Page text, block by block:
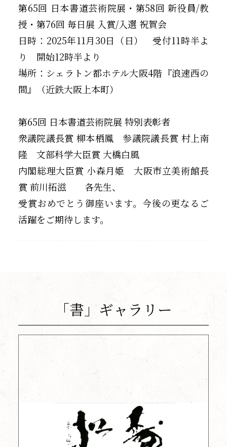
第65回 日本書道芸術院展・第58回 新役員/教
授・第76回 毎日展 入賞/入選 祝賀会
日時：2025年11月30日（日） 受付11時半よ
り 開始12時半より
場所：シェラトン都ホテル大阪4階『浪速西の
間』（近鉄大阪上本町）
第65回 日本書道芸術院展 特別表彰者
衆議院議長賞 柳本栖鳳 参議院議長賞 村上南
隆 文部科学大臣賞 大橋白風
内閣総理大臣賞 小森月姫 大阪市立美術館長
賞 前川拓滋 各先生、
受賞おめでとう御座います。今後の更なるご
活躍をご期待します。
「書」ギャラリー